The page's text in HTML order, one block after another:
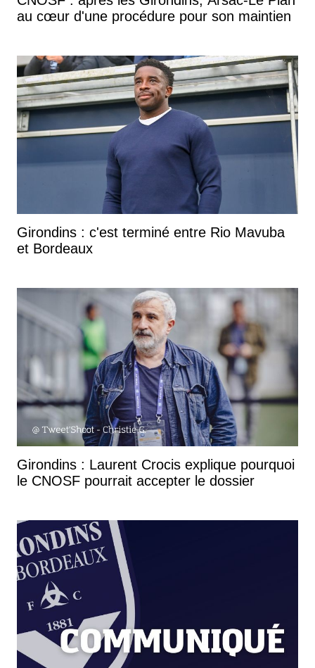
au cœur d'une procédure pour son maintien
Girondins : c'est terminé entre Rio Mavuba
et Bordeaux
Girondins : Laurent Crocis explique pourquoi
le CNOSF pourrait accepter le dossier